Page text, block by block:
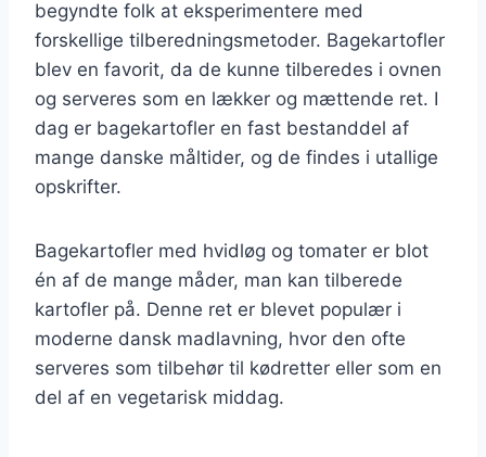
begyndte folk at eksperimentere med
forskellige tilberedningsmetoder. Bagekartofler
blev en favorit, da de kunne tilberedes i ovnen
og serveres som en lækker og mættende ret. I
dag er bagekartofler en fast bestanddel af
mange danske måltider, og de findes i utallige
opskrifter.
Bagekartofler med hvidløg og tomater er blot
én af de mange måder, man kan tilberede
kartofler på. Denne ret er blevet populær i
moderne dansk madlavning, hvor den ofte
serveres som tilbehør til kødretter eller som en
del af en vegetarisk middag.